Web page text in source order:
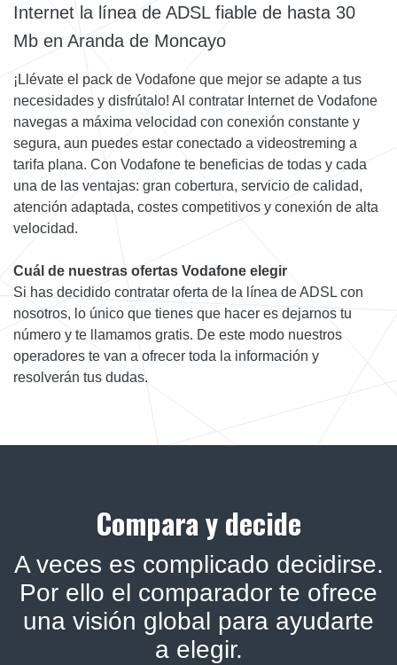
Internet la línea de ADSL fiable de hasta 30
Mb en Aranda de Moncayo
¡Llévate el pack de Vodafone que mejor se adapte a tus
necesidades y disfrútalo! Al contratar Internet de Vodafone
navegas a máxima velocidad con conexión constante y
segura, aun puedes estar conectado a videostreming a
tarifa plana. Con Vodafone te beneficias de todas y cada
una de las ventajas: gran cobertura, servicio de calidad,
atención adaptada, costes competitivos y conexión de alta
velocidad.
Cuál de nuestras ofertas Vodafone elegir
Si has decidido contratar oferta de la línea de ADSL con
nosotros, lo único que tienes que hacer es dejarnos tu
número y te llamamos gratis. De este modo nuestros
operadores te van a ofrecer toda la información y
resolverán tus dudas.
Compara y decide
A veces es complicado decidirse.
Por ello el comparador te ofrece
una visión global para ayudarte
a elegir.